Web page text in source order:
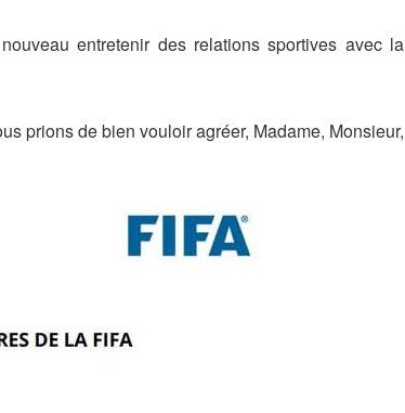
entretenir des relations sportives avec la
prions de bien vouloir agréer, Madame, Monsieur,